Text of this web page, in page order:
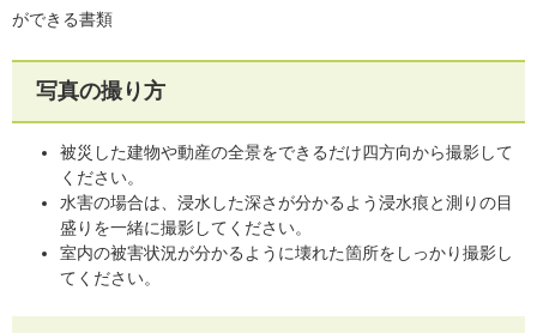
ができる書類
写真の撮り方
被災した建物や動産の全景をできるだけ四方向から撮影して
ください。
水害の場合は、浸水した深さが分かるよう浸水痕と測りの目
盛りを一緒に撮影してください。
室内の被害状況が分かるように壊れた箇所をしっかり撮影し
てください。